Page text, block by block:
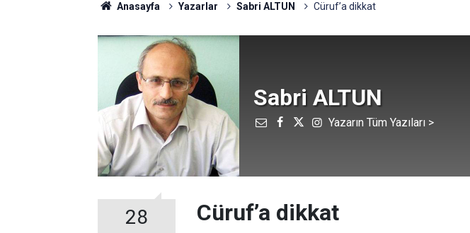
Anasayfa Yazarlar Sabri ALTUN Cüruf’a dikkat
Sabri ALTUN
Yazarın Tüm Yazıları >
28 Cüruf’a dikkat